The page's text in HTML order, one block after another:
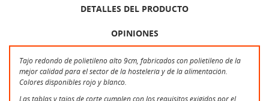
DETALLES DEL PRODUCTO
OPINIONES
Tajo redondo de polietileno alto 9cm, fabricados con polietileno de la
mejor calidad para el sector de la hostelería y de la alimentación.
Colores disponibles rojo y blanco.
Las tablas y tajos de corte cumplen con los requisitos exigidos por el